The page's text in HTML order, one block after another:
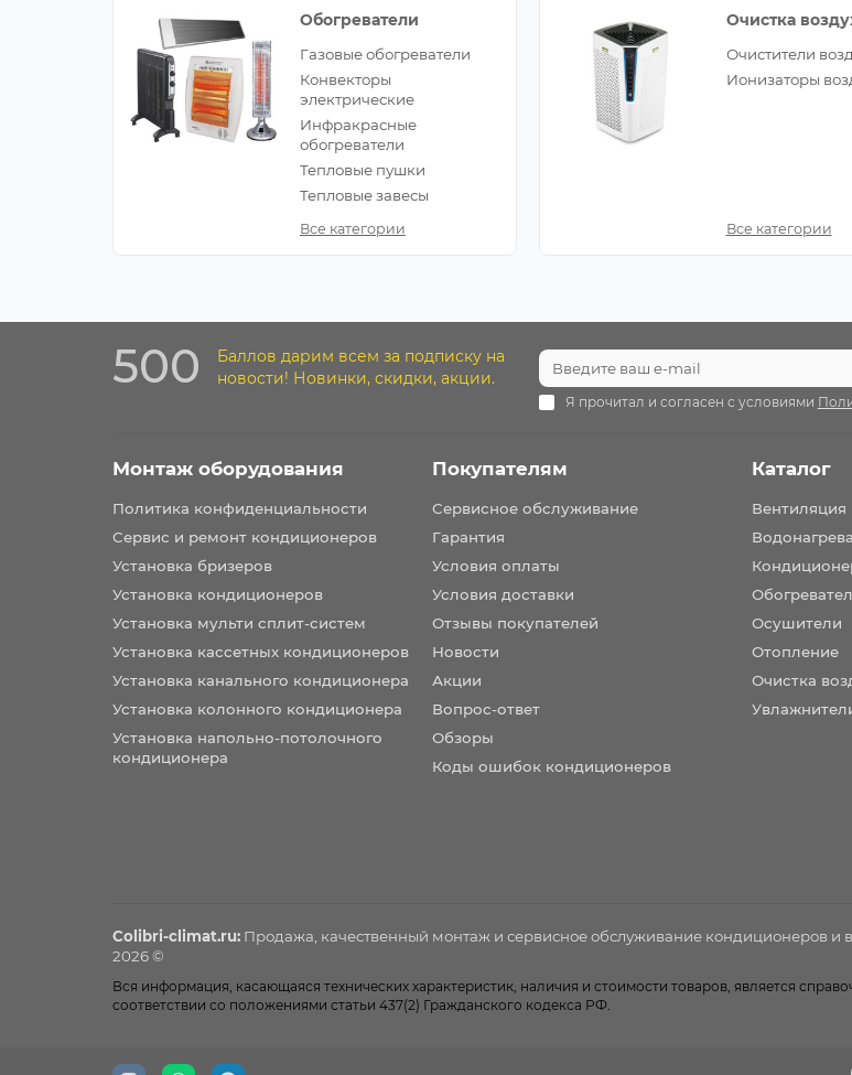
Обогреватели
Газовые обогреватели
Конвекторы
электрические
Инфракрасные
обогреватели
Тепловые пушки
Тепловые завесы
Все категории
Очистка
Очистители
Ионизаторы
Все категории
500
Баллов дарим всем за подписку на
новости! Новинки, скидки, акции.
Я прочитал и согласен с условиями
Монтаж оборудования
Политика конфиденциальности
Сервис и ремонт кондиционеров
Установка бризеров
Установка кондиционеров
Установка мульти сплит-систем
Установка кассетных кондиционеров
Установка канального кондиционера
Установка колонного кондиционера
Установка напольно-потолочного
кондиционера
Покупателям
Сервисное обслуживание
Гарантия
Условия оплаты
Условия доставки
Отзывы покупателей
Новости
Акции
Вопрос-ответ
Обзоры
Коды ошибок кондиционеров
Каталог
Вентиляция
Осушители
Отопление
Очистка
Colibri-climat.ru: Продажа, качественный монтаж и сервисное обслуживание кондиционеров и
2026 ©
Вся информация, касающаяся технических характеристик, наличия и стоимости товаров, является
соответствии со положениями статьи 437(2) Гражданского кодекса РФ.